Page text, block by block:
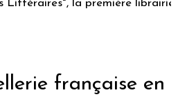
la première librairie du
française en